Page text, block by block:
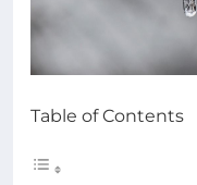
Table of Contents